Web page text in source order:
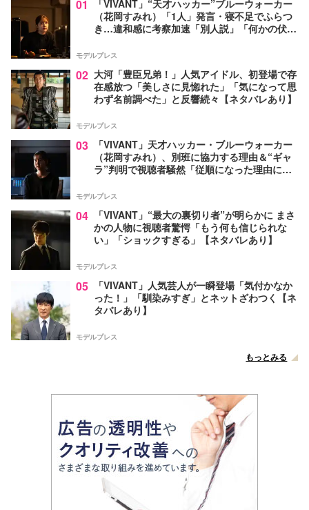
01
「VIVANT」“天才ハッカー”ブルーウォーカー
（花岡すみれ）「1人」発言・寝不足でふらつ
き…違和感に考察加速「別人説」「何かの伏線
モデルプレス
02 大河「豊臣兄弟！」人気アイドル、初登場で存
在感放つ「美しさに見惚れた」「気になって思
わず名前調べた」と反響続々【ネタバレあり】
モデルプレス
03
「VIVANT」天才ハッカー・ブルーウォーカー
（花岡すみれ）、別班に協力する理由＆“ギャ
ラ”判明で視聴者騒然「従順になった理由に納
モデルプレス
04
「VIVANT」“最大の裏切り者”が明らかに まさ
かの人物に視聴者驚愕「もう何も信じられな
い」「ショックすぎる」【ネタバレあり】
モデルプレス
05
「VIVANT」人気芸人が一瞬登場「気付かなか
った！」「馴染みすぎ」とネットざわつく【ネ
タバレあり】
モデルプレス
もっとみる